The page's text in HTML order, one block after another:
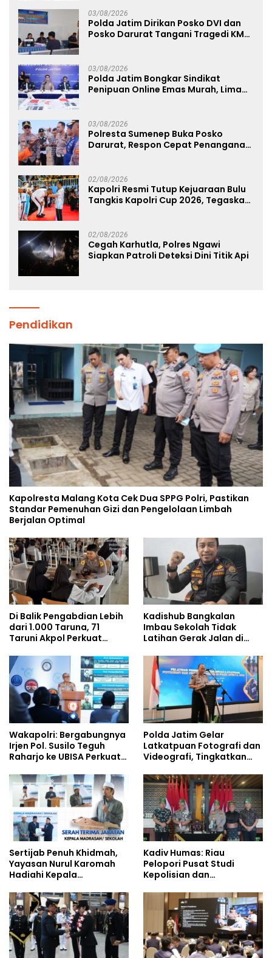
03/08/2026
Polda Jatim Dirikan Posko DVI dan
Posko Darurat Tangani Tragedi KMP
03/08/2026
Polda Jatim Bongkar Sindikat
Penipuan Online Emas Murah, Lima
03/08/2026
Polresta Sumenep Buka Posko
Darurat, Respon Cepat Penanganan
02/08/2026
Kapolri Resmi Tutup Kejuaraan Bulu
Tangkis Kapolri Cup 2026, Tegaskan
02/08/2026
Cegah Karhutla, Polres Ngawi
Siapkan Patroli Deteksi Dini Titik Api
Pendidikan
Kapolresta Malang Kota Cek Dua SPPG Polri, Pastikan
Standar Pemenuhan Gizi dan Pengelolaan Limbah
Berjalan Optimal
Di Balik Pengabdian Lebih
dari 1.000 Taruna, 71
Taruni Akpol Perkuat
Siswa Sekolah Rakyat
Kadishub Bangkalan
Imbau Sekolah Tidak
Latihan Gerak Jalan di
Wakapolri: Bergabungnya
Irjen Pol. Susilo Teguh
Raharjo ke UBISA Perkuat
Studi Kepolisian
Polda Jatim Gelar
Latkatpuan Fotografi dan
Videografi, Tingkatkan
Era Digital
Sertijab Penuh Khidmah,
Yayasan Nurul Karomah
Hadiahi Kepala
Umrah
Kadiv Humas: Riau
Pelopori Pusat Studi
Kepolisian dan
Policing Masuki Babak